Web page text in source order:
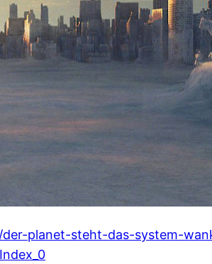
planet-steht-das-system-